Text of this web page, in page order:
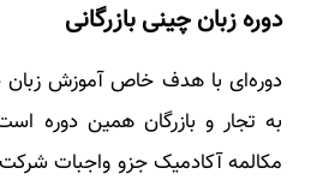
دوره زبان چینی بازرگانی
دوره‌‌ای با هدف خاص آموزش
به تجار و بازرگان همین دوره
مکالمه آکادمیک جزو واجبات